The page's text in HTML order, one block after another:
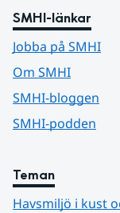
SMHI-länkar
Jobba på SMHI
Om SMHI
SMHI-bloggen
SMHI-podden
Teman
Havsmiljö i kust